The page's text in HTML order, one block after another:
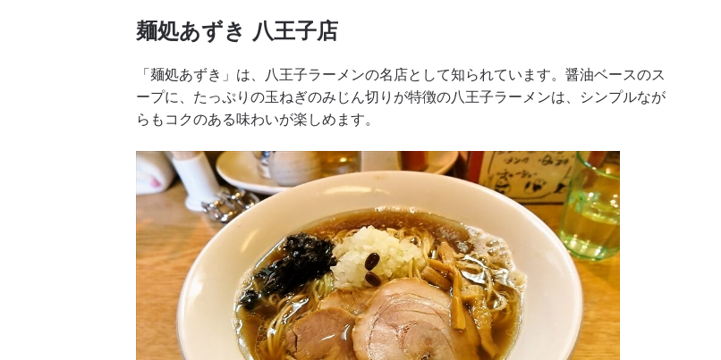
麺処あずき 八王子店
「麺処あずき」は、八王子ラーメンの名店として知られています。醤油ベースのス
ープに、たっぷりの玉ねぎのみじん切りが特徴の八王子ラーメンは、シンプルなが
らもコクのある味わいが楽しめます。